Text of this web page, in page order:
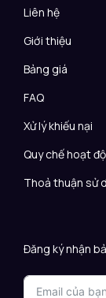
Liên hệ
Giới thiệu
Bảng giá
FAQ
Xử lý khiếu nại
Quy chế hoạt
Thoả thuận sử
Đăng ký nhận